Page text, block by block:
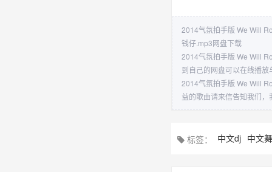
2014气氛拍手版 We Will
钱仔.mp3网盘下载
2014气氛拍手版 We Will
到自己的网盘可以在线播放
2014气氛拍手版 We Will
益的歌曲请来信告知我们，
标签： 中文dj 中文